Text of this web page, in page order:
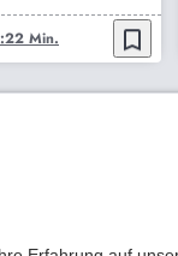
Min. bookmark_border